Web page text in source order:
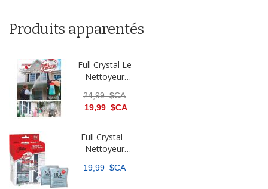
Produits apparentés
Full Crystal Le
Nettoyeur
19,99 $CA
24,99 $CA
Full Crystal -
Nettoyeur
Recharge
19,99 $CA